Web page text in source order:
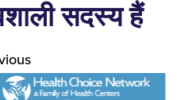
सदस्य हैं